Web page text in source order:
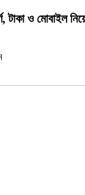
টাকা ও মোবাইল